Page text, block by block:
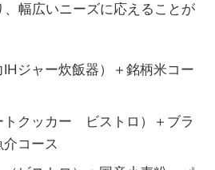
幅広いニーズに応えることが
ジャー炊飯器）＋銘柄米コー
トクッカー ビストロ）＋ブラ
コース